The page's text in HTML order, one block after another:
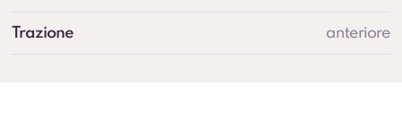
Trazione anteriore